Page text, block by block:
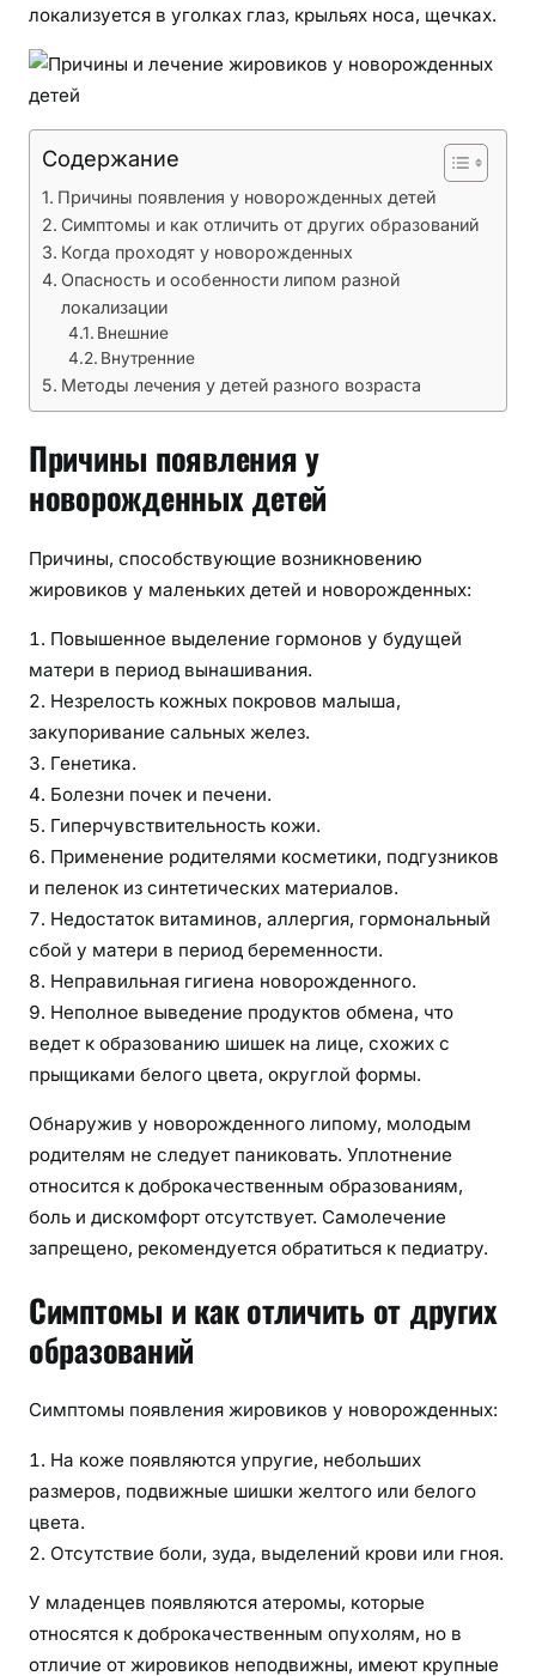
е
и
ж
и
о
т
локализуется в уголках глаз, крыльях носа, щечках.
Содержание
Причины появления у новорожденных детей
Симптомы и как отличить от других образований
Когда проходят у новорожденных
Опасность и особенности липом разной
локализации
Внешние
Внутренние
Методы лечения у детей разного возраста
Причины появления у
новорожденных детей
Причины, способствующие возникновению
жировиков у маленьких детей и новорожденных:
Повышенное выделение гормонов у будущей
матери в период вынашивания.
Незрелость кожных покровов малыша,
закупоривание сальных желез.
Генетика.
Болезни почек и печени.
Гиперчувствительность кожи.
Применение родителями косметики, подгузников
и пеленок из синтетических материалов.
Недостаток витаминов, аллергия, гормональный
сбой у матери в период беременности.
Неправильная гигиена новорожденного.
Неполное выведение продуктов обмена, что
ведет к образованию шишек на лице, схожих с
прыщиками белого цвета, округлой формы.
Обнаружив у новорожденного липому, молодым
родителям не следует паниковать. Уплотнение
относится к доброкачественным образованиям,
боль и дискомфорт отсутствует. Самолечение
запрещено, рекомендуется обратиться к педиатру.
Симптомы и как отличить от других
образований
Симптомы появления жировиков у новорожденных:
На коже появляются упругие, небольших
размеров, подвижные шишки желтого или белого
цвета.
Отсутствие боли, зуда, выделений крови или гноя.
У младенцев появляются атеромы, которые
относятся к доброкачественным опухолям, но в
отличие от жировиков неподвижны, имеют крупные